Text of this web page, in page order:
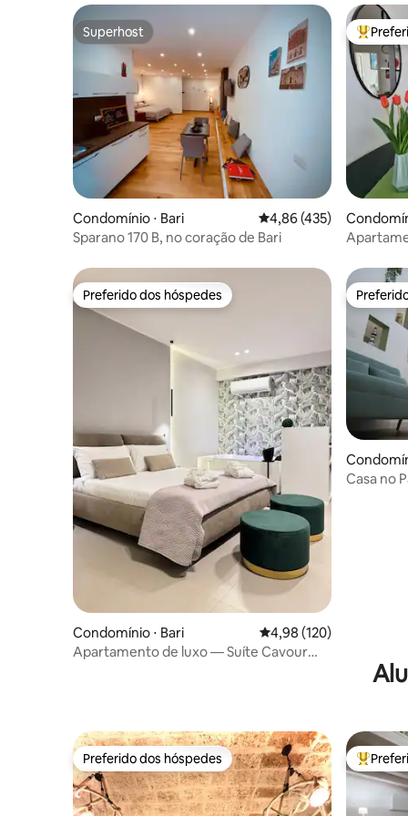
Superhost
Superhost
Condomínio ⋅ Bari 4,86 de uma avaliação
4,86 (435)
Sparano 170 B, no coração de Bari
Entre
Preferido dos hóspedes
Preferido dos hóspedes
Condomínio ⋅ Bari 4,98 de uma avaliação
4,98 (120)
Apartamento de luxo — Suíte Cavour
Casa no
Preferido dos hóspedes
Preferido dos hóspedes Entre